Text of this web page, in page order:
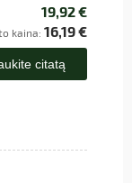
19,92 €
kaina: 16,19 €
citatą